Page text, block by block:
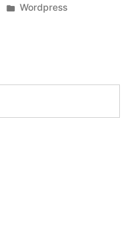
Veröffentlicht
Wordpress